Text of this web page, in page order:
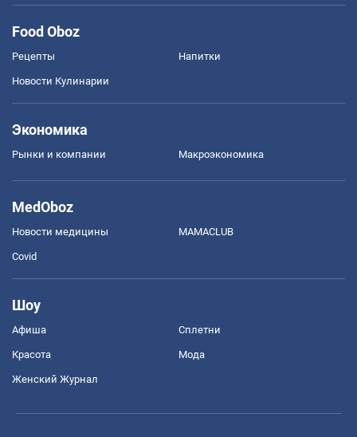
Food Oboz
Рецепты Напитки
Новости Кулинарии
Экономика
Рынки и компании Mакроэкономика
MedOboz
Новости медицины MAMACLUB
Covid
Шоу
Афиша Сплетни
Красота Мода
Женский Журнал